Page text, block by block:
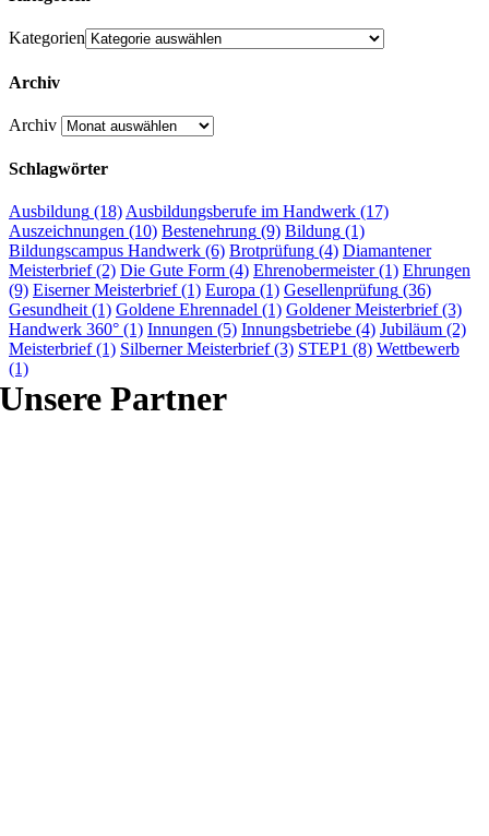
Kategorien
Archiv
Archiv
Schlagwörter
Ausbildung (18)Ausbildungsberufe im Handwerk (17)
Auszeichnungen (10) Bestenehrung (9) Bildung (1)
Bildungscampus Handwerk (6) Brotprüfung (4) Diamantener
Meisterbrief(2) Die Gute Form (4) Ehrenobermeister(1) Ehrungen
(9) Eiserner Meisterbrief(1) Europa (1) Gesellenprüfung (36)
Gesundheit(1) Goldene Ehrennadel (1) Goldener Meisterbrief(3)
Handwerk 360° (1) Innungen (5) Innungsbetriebe (4) Jubiläum (2)
Meisterbrief(1) Silberner Meisterbrief(3) STEP1 (8) Wettbewerb
(1)
Unsere Partner